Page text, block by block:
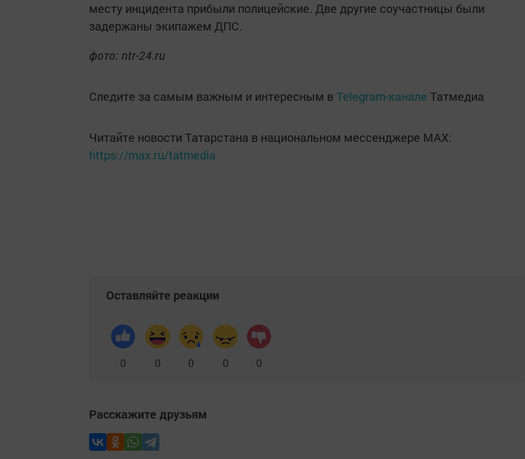
месту инцидента прибыли полицейские. Две другие соучастницы были
задержаны экипажем ДПС.
фото: ntr-24.ru
Следите за самым важным и интересным в Telegram-канале Татмедиа
Читайте новости Татарстана в национальном мессенджере MАХ:
https://max.ru/tatmedia
Оставляйте реакции
0 0 0 0 0
Расскажите друзьям